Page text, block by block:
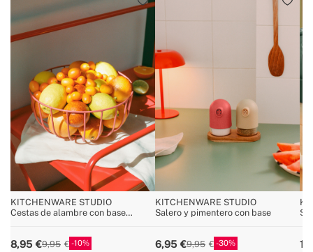
KITCHENWARE STUDIO
Cestas de alambre con base
8,95 9,95 10
KITCHENWARE STUDIO
Salero y pimentero con base
6,95 9,95 30